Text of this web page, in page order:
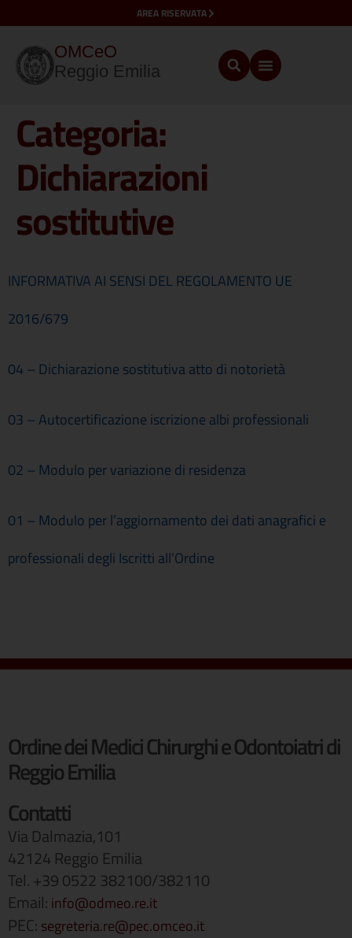
AREA RISERVATA
OMCeO
Reggio Emilia
Categoria:
Dichiarazioni
sostitutive
INFORMATIVA AI SENSI DEL REGOLAMENTO UE
2016/679
04 – Dichiarazione sostitutiva atto di notorietà
03 – Autocertificazione iscrizione albi professionali
02 – Modulo per variazione di residenza
01 – Modulo per l’aggiornamento dei dati anagrafici e
professionali degli Iscritti all’Ordine
Ordine dei Medici Chirurghi e Odontoiatri di
Reggio Emilia
Contatti
Via Dalmazia,101
42124 Reggio Emilia
Tel. +39 0522 382100/382110
Email: info@odmeo.re.it
PEC: segreteria.re@pec.omceo.it